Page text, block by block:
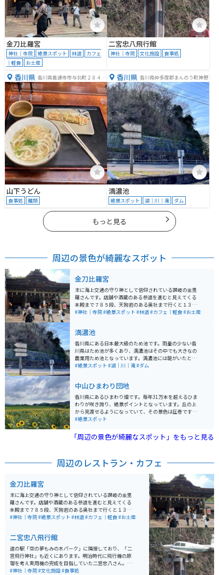
金刀比羅宮
神社｜寺院 絶景スポット 林道
カフェ
｜軽食
お土産
二宮忠八飛行館
神社｜寺院 文化施設 食事処
香川県 香川県善通寺市与北町２８４
−１
山下うどん
食事処 麺類
香川県 香川県仲多度郡まんのう町神野
満濃池
絶景スポット 湖｜川｜滝 ダム
もっと見る
周辺の景色が綺麗なスポット
金刀比羅宮
主に海上交通の守り神として信仰されている讃岐の金毘
羅さんです。店舗や酒蔵のある参道を進むと見えてくる
本殿まで７８５段、天狗岩のある奥社まで行くと１３６
８段になる長い石段は圧巻です。 旅館街から山へ歩く
そこからさらに奥社へ、天狗岩と呼ばれる岩壁と奥社で
しか手に入らないお守りがなんとも言えない達成感を感
じさせてくれます。 本宮までは有料ですが籠屋さんがい
らっしゃいますので、足腰に自信のない方は籠で本宮ま
で行くこともできますよ。 石段で頑張った体には山の麓
いないお守りがあるので、行った際は是非手に入れてお
くと良いです。
#神社｜寺院#絶景スポット #林道#カフェ｜軽食#お土産
満濃池
香川県にある日本最大級のため池です。雨量の少ない香
川県はため池が多くあり、満濃池はその中でも大きなの
農業用ため池となっています。満濃池には龍がいたとさ
れ、平安時代の書物に記録が残されているそうです。 周
ツーリング、ドライブ、お散歩にも良い場所です。
#絶景スポット #湖｜川｜滝#ダム
中山ひまわり団地
香川県にあるひまわり畑です。毎年31万本を超えるひま
わりが咲き誇り、絶景ポイントとなっています。丘の上
から見渡せるようになっていて、その景色は圧巻です。
春には菜の花畑となっていて、こちらもとても綺麗な菜
アや鐘が立っており、写真を撮るのも楽しいです。24時
間入場可能となっており、入場料も無料。春夏どちらも
#絶景スポット
「周辺の景色が綺麗なスポット」をもっと見る
周辺のレストラン・カフェ
金刀比羅宮
主に海上交通の守り神として信仰されている讃岐の金毘
羅さんです。店舗や酒蔵のある参道を進むと見えてくる
本殿まで７８５段、天狗岩のある奥社まで行くと１３６
８段になる長い石段は圧巻です。 旅館街から山へ歩く
そこからさらに奥社へ、天狗岩と呼ばれる岩壁と奥社で
しか手に入らないお守りがなんとも言えない達成感を感
じさせてくれます。 本宮までは有料ですが籠屋さんがい
らっしゃいますので、足腰に自信のない方は籠で本宮ま
で行くこともできますよ。 石段で頑張った体には山の麓
#神社｜寺院#絶景スポット #林道#カフェ｜軽食#お土産
二宮忠八飛行館
道の駅「空の夢もみの木パーク」に隣接しており、「二
宮飛行神社」も近くにあります。明治時代に飛行機の原
理を考え実用機の完成を目指していた二宮忠八さん。ラ
イト兄弟に先を越されましたが、その功績を称え、「21
#神社｜寺院#文化施設#食事処